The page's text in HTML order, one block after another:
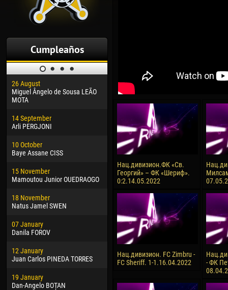
Cumpleaños
26 August
Miguel Ângelo de Sousa LEÃO
MOTA
14 September
Arli PERGJONI
10 October
Baye Assane CISS
15 November
Mamoutou Junior OUEDRAOGO
18 November
Natus Jamel SWEN
07 January
Danila FOROV
12 January
Juan Carlos PINEDA TORRES
19 January
Dan-Angelo BOȚAN
30 January
Dhoraso Moreo KLAS
24 February
Vladislav COSTIN
02 March
Veaceslav COZMA
09 March
Emmanuel AFETSE
Jayder Moreno ASPRILLA
22 March
Samba KONÉ
26 March
Vitor Hugo Morais de OLIVEIRA
04
13
15
24
10
15
17
Нац.дивизион.ФК «Св.
Георгий» – ФК «Шериф».
0:2.14.05.2022
Нац.дивизион. FC Zimbru -
FC Sheriff. 1-1.16.04.2022
- ФК